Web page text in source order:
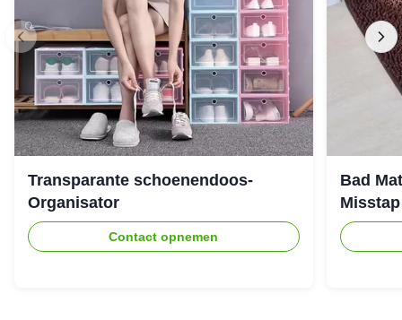
Transparante schoenendoos-
Organisator
Contact opnemen
Bad